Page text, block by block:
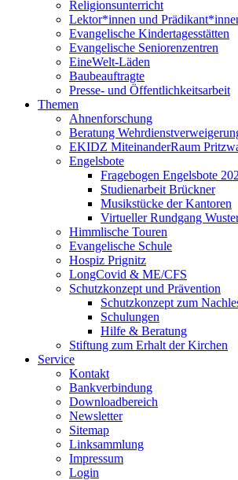
Religionsunterricht
Lektor*innen und
Evangelische Kindertagesstätten
Evangelische Seniorenzentren
EineWelt-Läden
Baubeauftragte
Presse- und Öffentlichkeitsarbeit
Themen
Ahnenforschung
Beratung
EKIDZ MiteinanderRaum
Engelsbote
Fragebogen Engelsbote
Studienarbeit Brückner
Musikstücke der Kantoren
Virtueller Rundgang
Himmlische Touren
Evangelische Schule
Hospiz Prignitz
LongCovid & ME/CFS
Schutzkonzept und Prävention
Schutzkonzept zum
Schulungen
Hilfe & Beratung
Stiftung zum Erhalt der Kirchen
Service
Kontakt
Bankverbindung
Downloadbereich
Newsletter
Sitemap
Linksammlung
Impressum
Login